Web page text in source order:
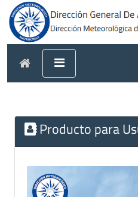
Producto para